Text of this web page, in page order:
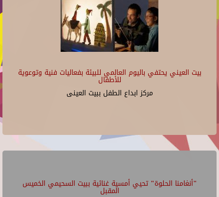
بيت العيني يحتفي باليوم العالمي للبيئة بفعاليات فنية وتوعوية
للأطفال
مركز ابداع الطفل ببيت العينى
"أنغامنا الحلوة" تحيي أمسية غنائية ببيت السحيمي الخميس
المقبل